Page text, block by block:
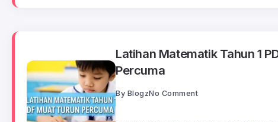
Latihan Matematik Tahun 1
Percuma
By BlogzNo Comment